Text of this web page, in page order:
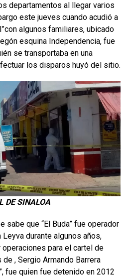
departamentos al llegar varios
este jueves cuando acudió a
algunos familiares, ubicado
esquina Independencia, fue
se transportaba en una
los disparos huyó del sitio.
DE SINALOA
sabe que “El Buda” fue operador
durante algunos años,
para el cartel de
, Sergio Armando Barrera
fue quien fue detenido en 2012